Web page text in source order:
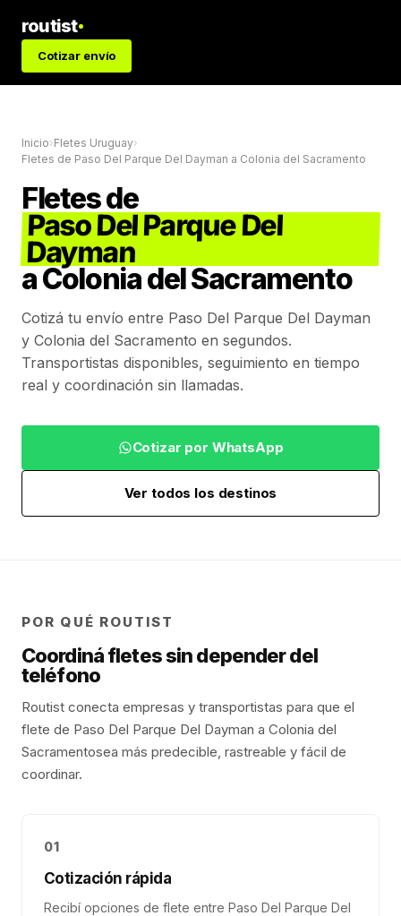
routist
Cotizar envío
Inicio›Fletes Uruguay›
Fletes de Paso Del Parque Del Dayman a Colonia del Sacramento
Fletes de
Paso Del Parque Del
Dayman
aColonia del Sacramento
Cotizá tu envío entre Paso Del Parque Del Dayman
y Colonia del Sacramento en segundos.
Transportistas disponibles, seguimiento en tiempo
real y coordinación sin llamadas.
Cotizar por WhatsApp
Ver todos los destinos
POR QUÉ ROUTIST
Coordiná fletes sin depender del
teléfono
Routist conecta empresas y transportistas para que el
flete de Paso Del Parque Del Dayman a Colonia del
Sacramentosea más predecible, rastreable y fácil de
coordinar.
01
Cotización rápida
Recibí opciones de flete entre Paso Del Parque Del